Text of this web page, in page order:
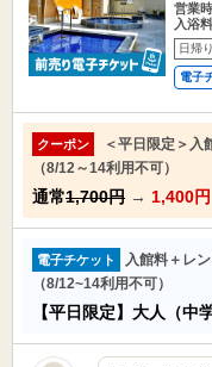
営業
入浴
日帰り
電子
クーポン
＜平日限定＞入
（8/12～14利用不可）
通常1,700円 → 1,400
電子チケット
入館料＋レ
（8/12~14利用不可）
【平日限定】大人（中